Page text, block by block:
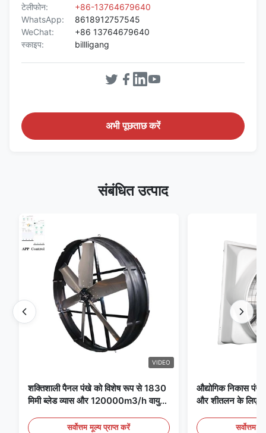
टेलीफोन:
+86-13764679640
WhatsApp:
8618912757545
WeChat:
+86 13764679640
स्काइप:
billligang
अभी पूछताछ करें
संबंधित उत्पाद
VIDEO
शक्तिशाली पैनल पंखे को विशेष रूप से 1830
मिमी ब्लेड व्यास और 120000m3/h वायु
है
सर्वोत्तम मूल्य प्राप्त करें
औद्योगिक निकास पंखे
और शीतलन के लिए
सर्वोत्तम